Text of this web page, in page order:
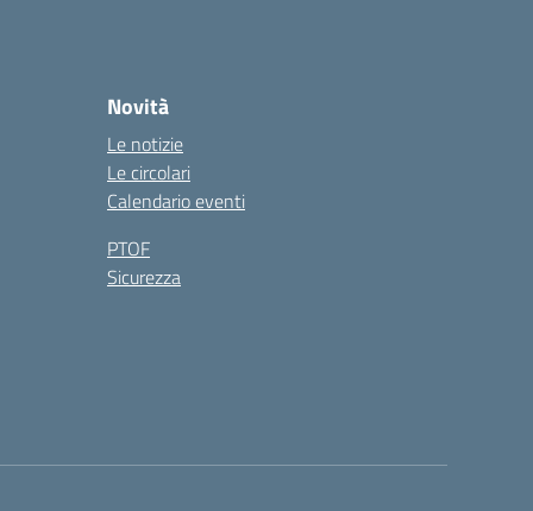
Novità
Le notizie
Le circolari
Calendario eventi
PTOF
Sicurezza